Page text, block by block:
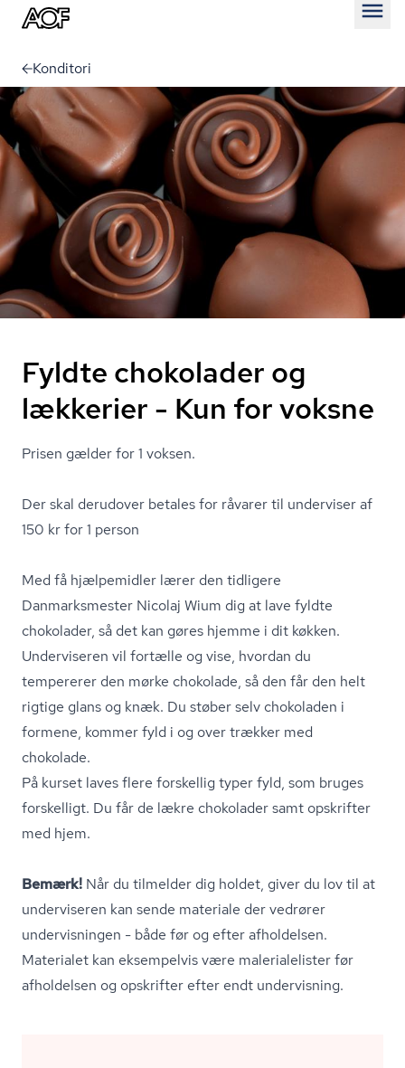
Konditori
Fyldte chokolader og
lækkerier - Kun for voksne
Prisen gælder for 1 voksen.
Der skal derudover betales for råvarer til underviser af
150 kr for 1 person
Med få hjælpemidler lærer den tidligere
Danmarksmester Nicolaj Wium dig at lave fyldte
chokolader, så det kan gøres hjemme i dit køkken.
Underviseren vil fortælle og vise, hvordan du
tempererer den mørke chokolade, så den får den helt
rigtige glans og knæk. Du støber selv chokoladen i
formene, kommer fyld i og over trækker med
chokolade.
På kurset laves flere forskellig typer fyld, som bruges
forskelligt. Du får de lækre chokolader samt opskrifter
med hjem.
Bemærk! Når du tilmelder dig holdet, giver du lov til at
underviseren kan sende materiale der vedrører
undervisningen - både før og efter afholdelsen.
Materialet kan eksempelvis være ma­le­ri­a­le­li­ster før
afholdelsen og opskrifter efter endt undervisning.